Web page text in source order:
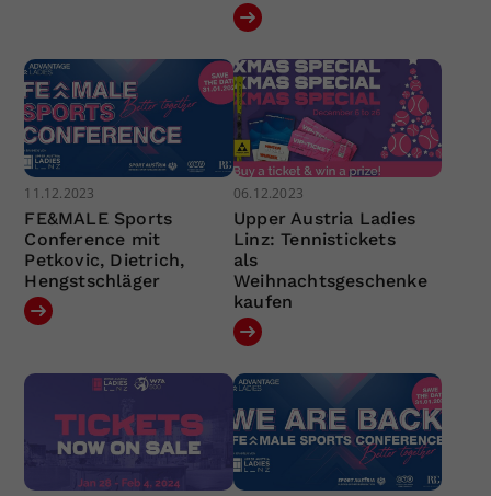
11.12.2023
FE&MALE Sports
Conference mit
Petkovic, Dietrich,
Hengstschläger
06.12.2023
Upper Austria Ladies
Linz: Tennistickets
als
Weihnachtsgeschenke
kaufen